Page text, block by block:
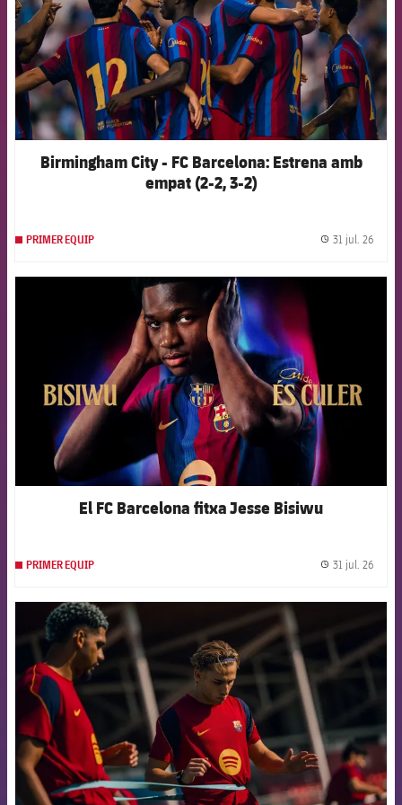
Birmingham City - FC Barcelona: Estrena amb
empat (2-2, 3-2)
PRIMER EQUIP 31 jul. 26
FCB Barcelona badge
El FC Barcelona fitxa Jesse Bisiwu
PRIMER EQUIP 31 jul. 26
FCB Barcelona badge